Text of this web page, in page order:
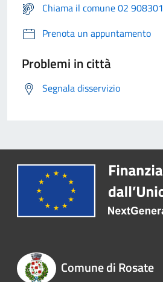
Chiama il comune 02 908301
Prenota un appuntamento
Problemi in città
Segnala disservizio
Comune di Rosate